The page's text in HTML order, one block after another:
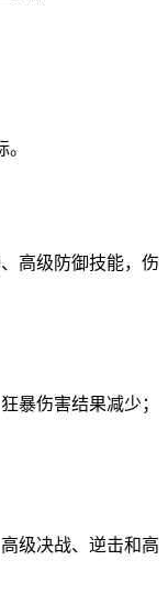
高级防御技能，伤
暴伤害结果减少；
级决战、逆击和高